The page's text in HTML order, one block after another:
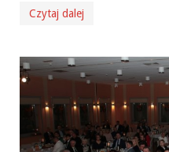
Czytaj dalej